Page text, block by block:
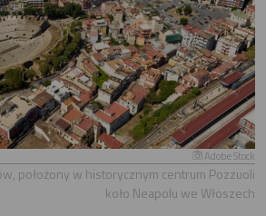
Adobe Stock
położony w historycznym centrum Pozzuoli
koło Neapolu we Włoszech